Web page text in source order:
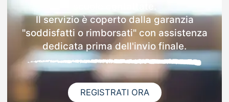
Il servizio è coperto dalla garanzia
"soddisfatti o rimborsati" con assistenza
dedicata prima dell'invio finale.
REGISTRATI ORA